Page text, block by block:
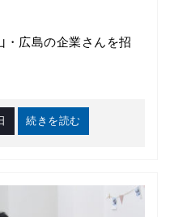
・広島の企業さんを招
続きを読む